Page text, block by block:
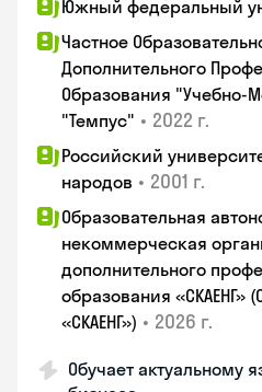
Южный федеральный
Частное
Дополнительного
Образования "Учебно-
"Темпус" • 2022 г.
Российский
народов • 2001 г.
Образовательная
некоммерческая
дополнительного
образования «СКАЕНГ»
«СКАЕНГ») • 2026 г.
Обучает актуальному